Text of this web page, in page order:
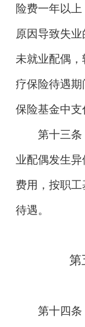
险费一年以
原因导致失
未就业配偶
疗保险待遇
保险基金中支
第十三条
业配偶发生
费用，按职
待遇。
第
第十四条